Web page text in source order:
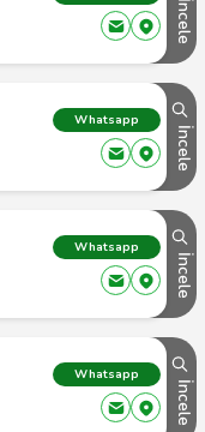
İncele
Whatsapp
İncele
Whatsapp
İncele
Whatsapp
İncele